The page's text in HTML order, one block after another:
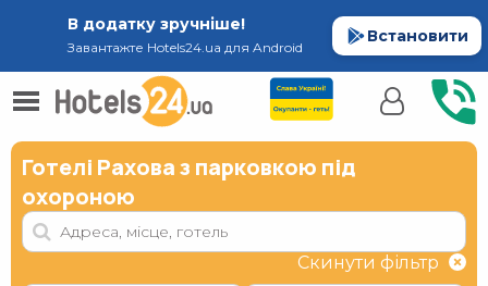
В додатку зручніше!
Завантажте Hotels24.ua для Android
Встановити
Готелі Рахова з парковкою під
охороною
Скинути фільтр